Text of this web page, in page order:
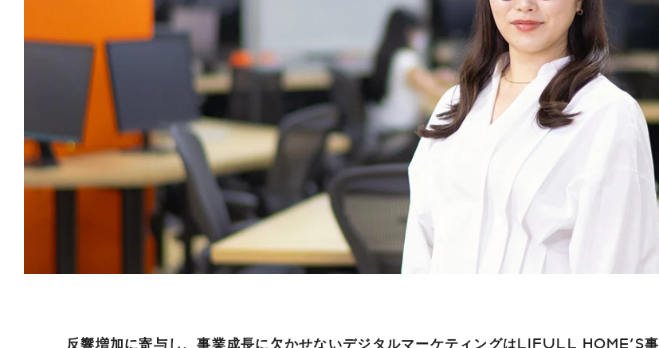
反響増加に寄与し、事業成長に欠かせないデジタルマーケティングはLIFULL HOME'S事